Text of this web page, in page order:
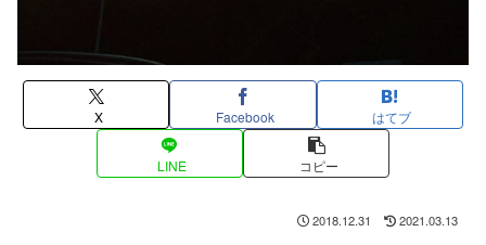
X Facebook はてブ
LINE コピー
2018.12.31 2021.03.13